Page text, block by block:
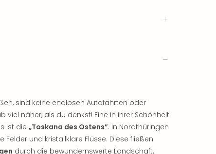
sind keine endlosen Autofahrten oder
näher, als du denkst! Eine in ihrer Schönheit
ist die „Toskana des Ostens”. In Nordthüringen
und kristallklare Flüsse. Diese fließen
durch die bewundernswerte Landschaft.